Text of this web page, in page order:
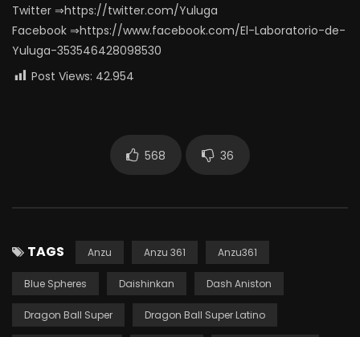
Twitter ⇒https://twitter.com/Yuluga
Facebook ⇒https://www.facebook.com/El-Laboratorio-de-
Yuluga-353546428098530
Post Views: 42.954
568 36
TAGS Anzu Anzu 361 Anzu361
Blue Spheres Daishinkan Dash Aniston
Dragon Ball Super Dragon Ball Super Latino